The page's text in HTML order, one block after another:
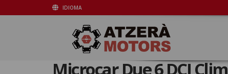
IDIOMA
Microcar Due 6 DCI Clim